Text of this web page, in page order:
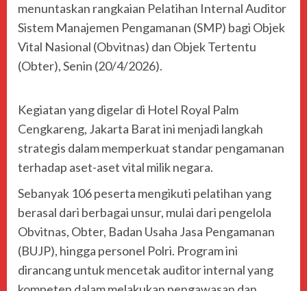
menuntaskan rangkaian Pelatihan Internal Auditor
Sistem Manajemen Pengamanan (SMP) bagi Objek
Vital Nasional (Obvitnas) dan Objek Tertentu
(Obter), Senin (20/4/2026).
Kegiatan yang digelar di Hotel Royal Palm
Cengkareng, Jakarta Barat ini menjadi langkah
strategis dalam memperkuat standar pengamanan
terhadap aset-aset vital milik negara.
Sebanyak 106 peserta mengikuti pelatihan yang
berasal dari berbagai unsur, mulai dari pengelola
Obvitnas, Obter, Badan Usaha Jasa Pengamanan
(BUJP), hingga personel Polri. Program ini
dirancang untuk mencetak auditor internal yang